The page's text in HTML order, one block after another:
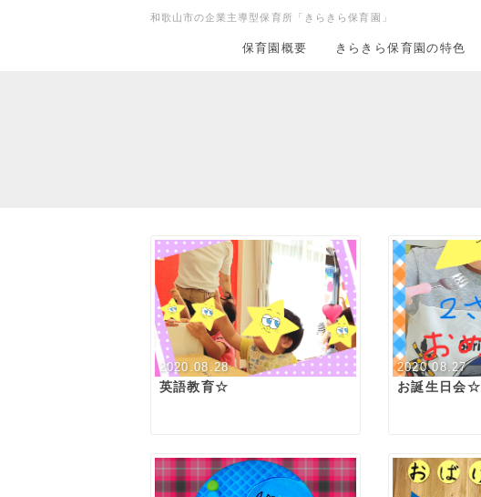
和歌山市の企業主導型保育所「きらきら保育園」
保育園概要 きらきら保育園の特色
2020.08.28
英語教育☆
2020.08.27
お誕生日会☆